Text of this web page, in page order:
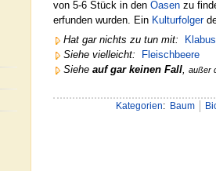
von 5-6 Stück in den Oasen zu
erfunden wurden. Ein Kulturfolger
Hat gar nichts zu tun mit:
Siehe vielleicht:
Fleischbeere
Siehe auf gar keinen Fall, außer
Kategorien: Baum